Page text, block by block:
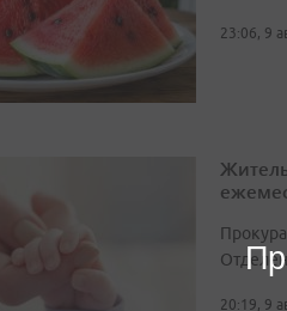
23:06, 9
20:19, 9